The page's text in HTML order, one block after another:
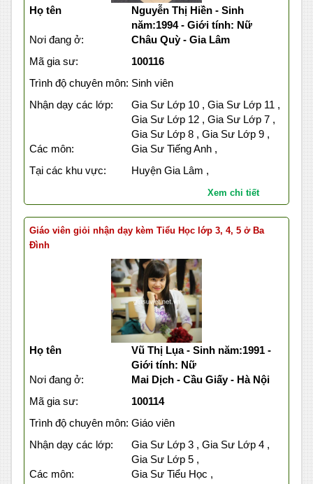
Họ tên
Nguyễn Thị Hiền - Sinh
năm:1994 - Giới tính: Nữ
Nơi đang ở:
Châu Quỳ - Gia Lâm
Mã gia sư:
100116
Trình độ chuyên môn: Sinh viên
Nhận dạy các lớp:
Gia Sư Lớp 10 , Gia Sư Lớp 11 ,
Gia Sư Lớp 12 , Gia Sư Lớp 7 ,
Gia Sư Lớp 8 , Gia Sư Lớp 9 ,
Các môn:
Gia Sư Tiếng Anh ,
Tại các khu vực:
Huyện Gia Lâm ,
Xem chi tiết
Giáo viên giỏi nhận dạy kèm Tiểu Học lớp 3, 4, 5 ở Ba
Đình
Họ tên
Vũ Thị Lụa - Sinh năm:1991 -
Giới tính: Nữ
Nơi đang ở:
Mai Dịch - Cầu Giấy - Hà Nội
Mã gia sư:
100114
Trình độ chuyên môn: Giáo viên
Nhận dạy các lớp:
Gia Sư Lớp 3 , Gia Sư Lớp 4 ,
Gia Sư Lớp 5 ,
Các môn:
Gia Sư Tiểu Học ,